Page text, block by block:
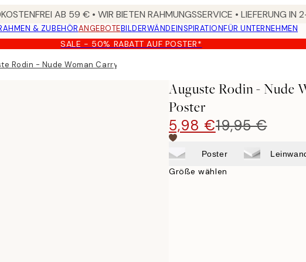
AB 59 € • WIR BIETEN RAHMUNGSSERVICE • LIEFERUNG IN
& ZUBEHÖRANGEBOTEBILDERWÄNDEINSPIRATIONFÜR UNTERNEHMEN
SALE - 50% RABATT AUF POSTER*
Rodin - Nude Woman Carrying Vase on Head Poster
Auguste Rodin - Nude
Poster
5,98 €19,95 €
Poster
Größe wählen